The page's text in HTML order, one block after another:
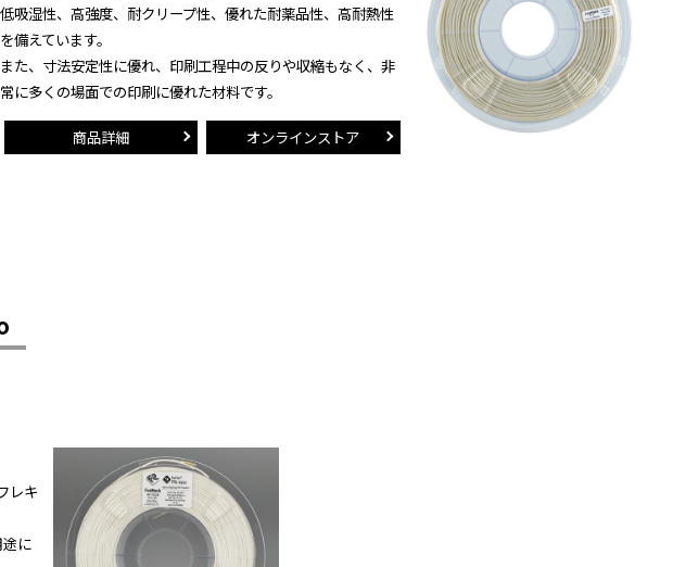
低吸湿性、高強度、耐クリープ性、優れた耐薬品性、高耐熱性
を備えています。
また、寸法安定性に優れ、印刷工程中の反りや収縮もなく、非
常に多くの場面での印刷に優れた材料です。
商品詳細 オンラインストア
レキ
に